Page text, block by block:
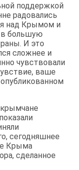
поддержкой
радовались
над Крымом и
в большую
И это
сложнее и
чувствовали
ваше
крымчане
сегодняшнее
Крыма
сделанное